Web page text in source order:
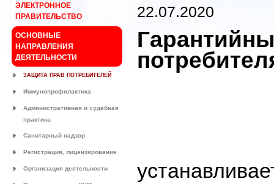
ЭЛЕКТРОННОЕ
ПРАВИТЕЛЬСТВО
ОСНОВНЫЕ
НАПРАВЛЕНИЯ
ДЕЯТЕЛЬНОСТИ
ЗАЩИТА ПРАВ ПОТРЕБИТЕЛЕЙ
Иммунопрофилактика
Административная и судебная
практика
Санитарный надзор
Регистрация, лицензирование
Организация деятельности
22.07.2020